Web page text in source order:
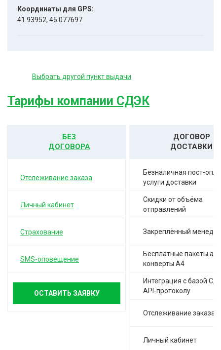
Координаты для GPS:
41.93952, 45.077697
Выбрать другой пункт выдачи
Тарифы компании СДЭК
БЕЗ
ДОГОВОРА
Отслеживание заказа
Личный кабинет
Страхование
SMS-оповещение
ОСТАВИТЬ ЗАЯВКУ
ДОГОВОР
ДОСТАВКИ
Безналичная пост-
услуги доставки
Скидки от объёма
отправлений
Закреплённый
Бесплатные пакеты а-
конверты А4
Интеграция с базой
API-протоколу
Отслеживание заказа
Личный кабинет